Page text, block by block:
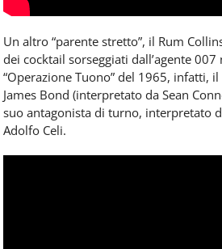
Un altro “parente stretto”, il Rum
dei cocktail sorseggiati dall’agente 007
“Operazione Tuono” del 1965, infatti,
James Bond (interpretato da Sean
suo antagonista di turno, interpretato
Adolfo Celi.